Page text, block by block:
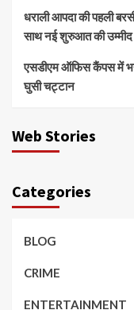
धराली आपदा की पहली
साथ नई शुरुआत की उम्मीद
एसडीएम ऑफिस कैंपस में
घुसी चट्टान
Web Stories
Categories
BLOG
CRIME
ENTERTAINMENT